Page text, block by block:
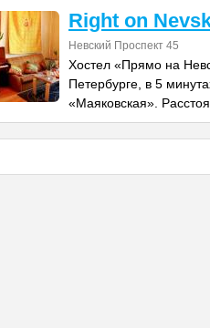
Right on
Невский Проспект 45
Хостел «Прямо на
Петербурге, в 5
«Маяковская».